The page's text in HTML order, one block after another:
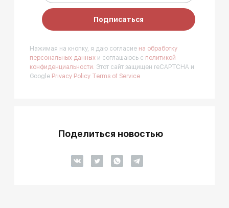
Подписаться
Нажимая на кнопку, я даю согласие на обработку
персональных данных и соглашаюсь с политикой
конфиденциальности. Этот сайт защищен reCAPTCHA и
Google Privacy Policy Terms of Service
Поделиться новостью